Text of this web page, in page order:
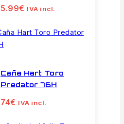
5.99€ IVA incl.
Caña Hart Toro
Predator 76H
74€ IVA incl.